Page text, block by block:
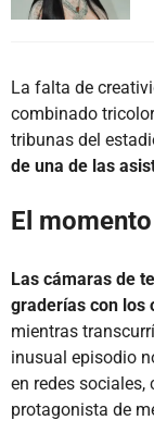
La falta de
combinado
tribunas del
de una de las
El
Las cámaras de
graderías con los
mientras
inusual episodio
en redes sociales,
protagonista de